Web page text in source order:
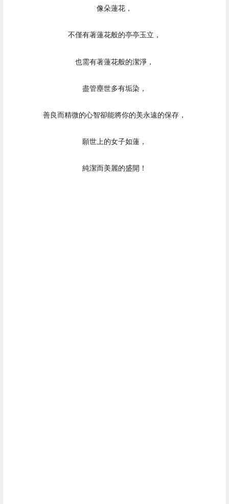
像朵蓮花，
不僅有著蓮花般的亭亭玉立，
也需有著蓮花般的潔淨，
盡管塵世多有垢染，
善良而精微的心智卻能將你的美永遠的保存，
願世上的女子如蓮，
純潔而美麗的盛開！